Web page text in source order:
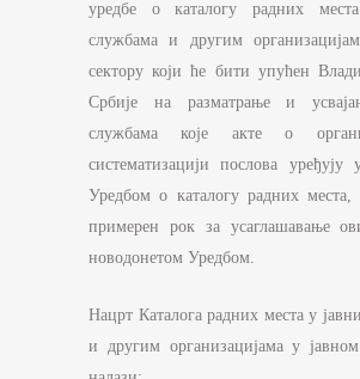
уредбе о каталогу радних
службама и другим
сектору који ће бити упућен
Србије на разматрање и
службама које акте о
систематизацији послова уређују
Уредбом о каталогу радних места,
примерен рок за усаглашавање
новодонетом Уредбом.
Нацрт Каталога радних места у
и другим организацијама у